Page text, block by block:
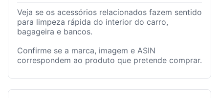
Veja se os acessórios relacionados fazem sentido
para limpeza rápida do interior do carro,
bagageira e bancos.
Confirme se a marca, imagem e ASIN
correspondem ao produto que pretende comprar.